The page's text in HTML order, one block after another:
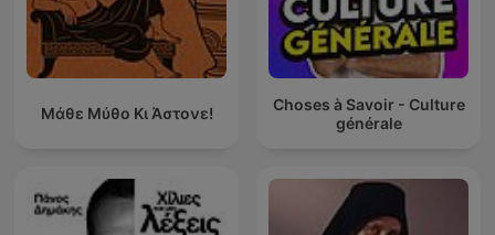
Μάθε Μύθο Κι Άστονε!
Choses à Savoir - Culture
générale